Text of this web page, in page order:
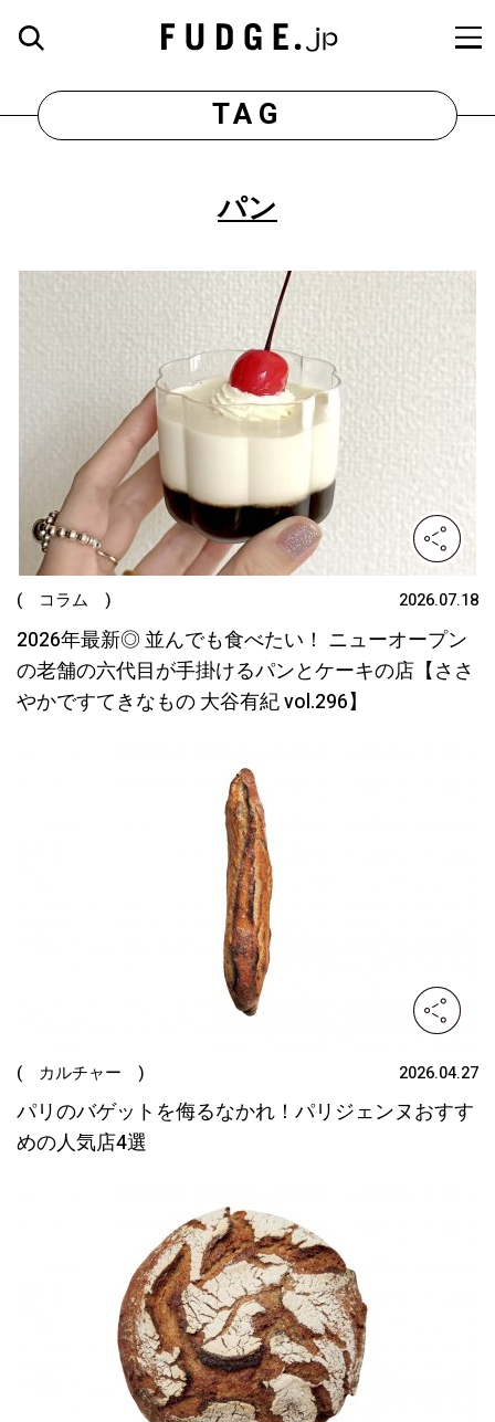
TAG
パン
( コラム ) 2026.07.18
2026年最新◎ 並んでも食べたい！ ニューオープン
の老舗の六代目が手掛けるパンとケーキの店【ささ
やかですてきなもの 大谷有紀 vol.296】
( カルチャー ) 2026.04.27
パリのバゲットを侮るなかれ！パリジェンヌおすす
めの人気店4選